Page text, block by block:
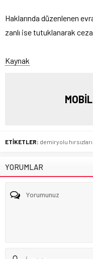
Haklarında düzenlenen
zanlı ise tutuklanarak
Kaynak
ETİKETLER: demiryolu hırsızları
YORUMLAR